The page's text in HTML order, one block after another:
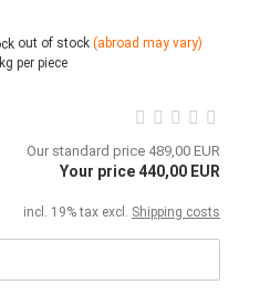
out of stock (abroad may vary)
kg per piece
Our standard price 489,00 EUR
Your price 440,00 EUR
incl. 19% tax excl. Shipping costs